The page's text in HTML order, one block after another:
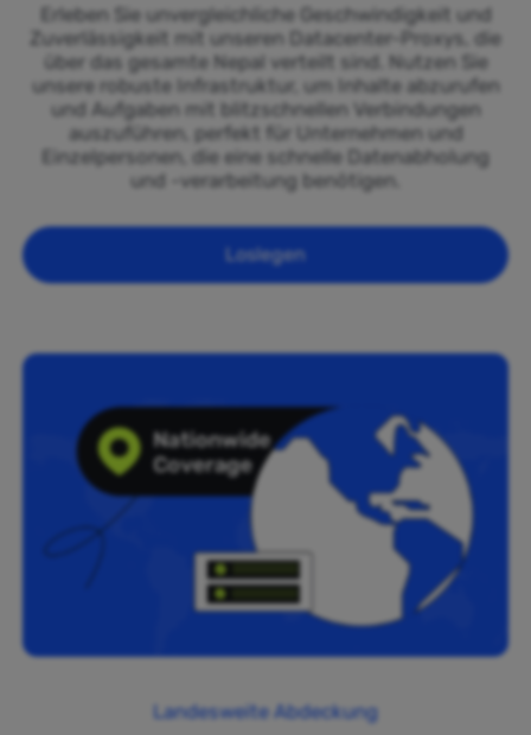
Erleben Sie unvergleichliche Geschwindigkeit und
Zuverlässigkeit mit unseren Datacenter-Proxys, die
über das gesamte Nepal verteilt sind. Nutzen Sie
unsere robuste Infrastruktur, um Inhalte abzurufen
und Aufgaben mit blitzschnellen Verbindungen
auszuführen, perfekt für Unternehmen und
Einzelpersonen, die eine schnelle Datenabholung
und -verarbeitung benötigen.
Loslegen
Landesweite Abdeckung